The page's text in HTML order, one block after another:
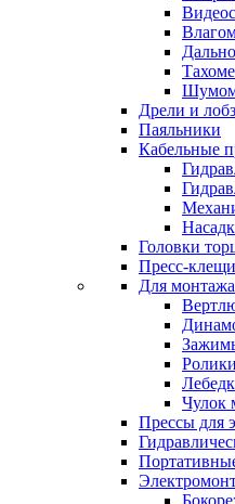
Дрели и
Паяльники
Кабельные
Головки
Пресс-клещи
Для
Ролики
Чулок
Прессы для